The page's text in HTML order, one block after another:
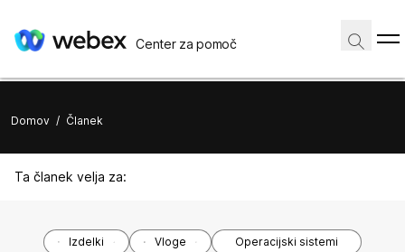
Center za pomoč
Domov / Članek
Ta članek velja za:
Izdelki Vloge Operacijski sistemi